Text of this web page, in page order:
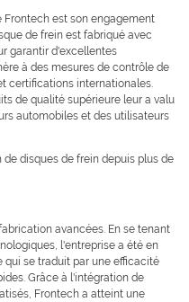
est son engagement
de frein est fabriqué avec
garantir d'excellentes
à des mesures de contrôle de
certifications internationales.
de qualité supérieure leur a valu
automobiles et des utilisateurs
avancées. En se tenant
l'entreprise a été en
qui se traduit par une efficacité
Grâce à l'intégration de
Frontech a atteint une